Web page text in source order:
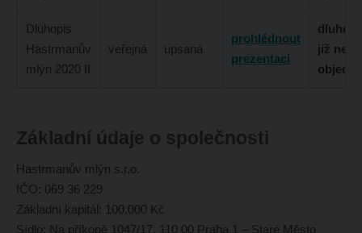
Dluhopis
Hastrmanův
mlýn 2020 II
veřejná upsaná
prohlédnout
prezentaci
již
Základní údaje o společnosti
Hastrmanův mlýn s.r.o.
IČO: 069 36 229
Základní kapitál: 100.000 Kč
Sídlo: Na příkopě 1047/17, 110 00 Praha 1 – Staré Město